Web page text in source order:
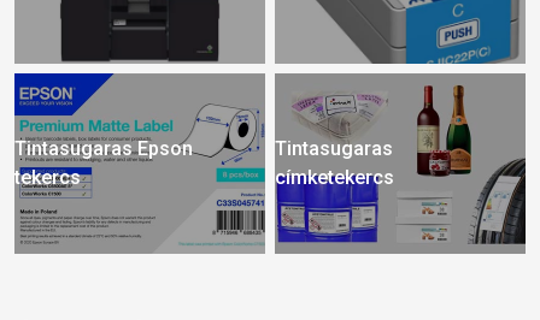
Tintasugaras Epson
tekercs
Tintasugaras
címketekercs